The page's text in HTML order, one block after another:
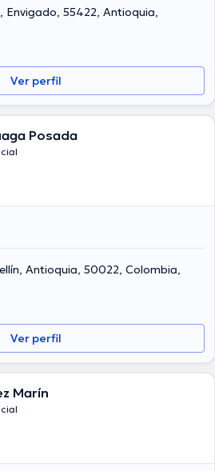
una formación continua en su
ha publicado importantes artículos.
Español en su consultorio.
Envigado, 55422, Antioquia,
Ver perfil
Posada
Antioquia, 50022, Colombia,
Ver perfil
Marín